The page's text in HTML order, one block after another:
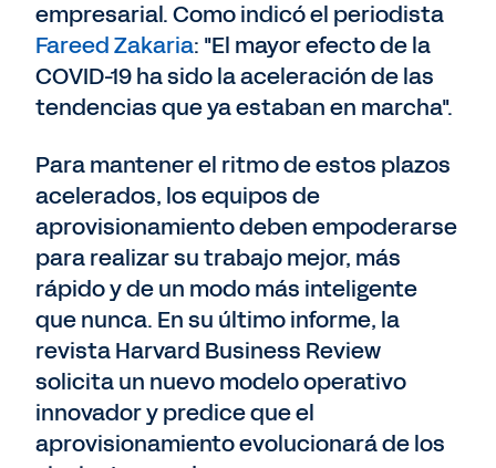
empresarial. Como indicó el periodista
Fareed Zakaria: "El mayor efecto de la
COVID-19 ha sido la aceleración de las
tendencias que ya estaban en marcha".
Para mantener el ritmo de estos plazos
acelerados, los equipos de
aprovisionamiento deben empoderarse
para realizar su trabajo mejor, más
rápido y de un modo más inteligente
que nunca. En su último informe, la
revista Harvard Business Review
solicita un nuevo modelo operativo
innovador y predice que el
aprovisionamiento evolucionará de los